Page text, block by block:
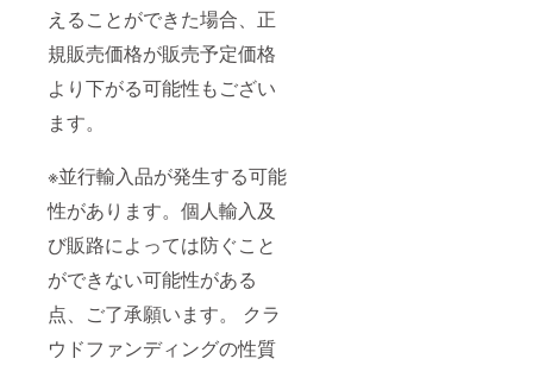
えることができた場合、正
規販売価格が販売予定価格
より下がる可能性もござい
ます。
※並行輸入品が発生する可能
性があります。個人輸入及
び販路によっては防ぐこと
ができない可能性がある
点、ご了承願います。 クラ
ウドファンディングの性質